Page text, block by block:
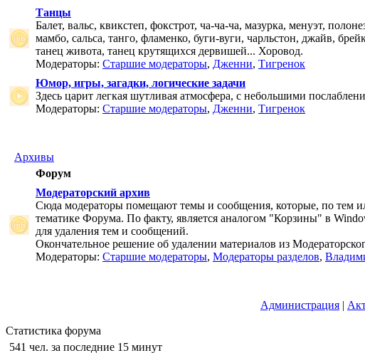
Танцы
Балет, вальс, квикстеп, фокстрот, ча-ча-ча, мазурка, менуэт,
мамбо, сальса, танго, фламенко, буги-вуги, чарльстон, джайв,
танец живота, танец крутящихся дервишей... Хоровод.
Модераторы: Старшие модераторы, Дженни, Тигренок
Юмор, игры, загадки, логические задачи
Здесь царит легкая шутливая атмосфера, с небольшими
Модераторы: Старшие модераторы, Дженни, Тигренок
Архивы
Форум
Модераторский архив
Сюда модераторы помещают темы и сообщения, которые, по тем
тематике Форума. По факту, является аналогом "Корзины" в
для удаления тем и сообщений.
Окончательное решение об удалении материалов из
Модераторы: Старшие модераторы, Модераторы разделов,
Администрация |
Статистика форума
541 чел. за последние 15 минут